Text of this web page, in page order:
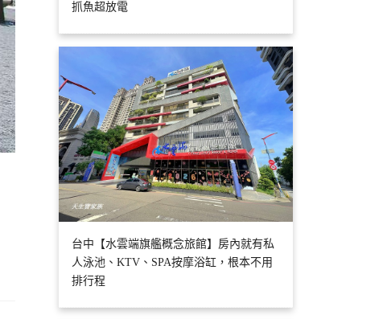
抓魚超放電
台中【水雲端旗艦概念旅館】房內就有私
人泳池、KTV、SPA按摩浴缸，根本不用
排行程